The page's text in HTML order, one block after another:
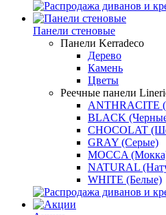
Панели стеновые
Панели Kerradeco
Дерево
Камень
Цветы
Реечные панели
ANTHRACITE
BLACK
CHOCOLAT
GRAY (Серые)
MOCCA
NATURAL
WHITE (Белые)